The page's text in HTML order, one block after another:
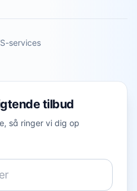
services
tilbud
så ringer vi dig op